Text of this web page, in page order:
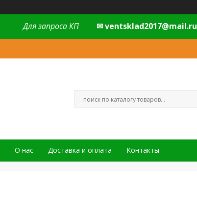
Для запроса КП ✉ ventsklad2017@mail.ru
О нас Доставка и оплата Контакты